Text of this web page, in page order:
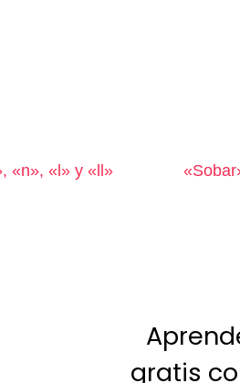
«n», «l» y «ll»
gratis